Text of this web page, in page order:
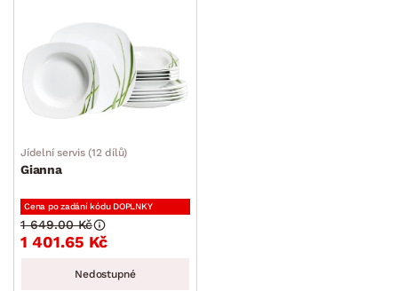
Jídelní servis (12 dílů)
Gianna
Cena po zadání kódu DOPLNKY
1 401.65 Kč
1 649.00 Kč
Nedostupné